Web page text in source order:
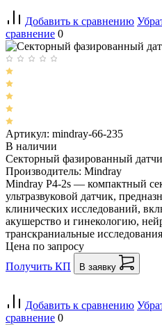
Добавить к сравнению
сравнение 0
Артикул: mindray-66-235
В наличии
Секторный фазированный
Производитель: Mindray
Mindray P4-2s — компактный
ультразвуковой датчик,
клинических исследований,
акушерство и гинекологию,
транскраниальные
Цена по запросу
Получить КП
В заявку
Добавить к сравнению
сравнение 0